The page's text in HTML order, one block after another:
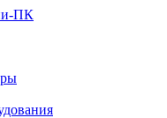
ПК